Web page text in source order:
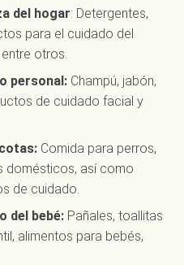
del hogar: Detergentes,
para el cuidado del
otros.
personal: Champú, jabón,
de cuidado facial y
Comida para perros,
domésticos, así como
de cuidado.
del bebé: Pañales, toallitas
alimentos para bebés,